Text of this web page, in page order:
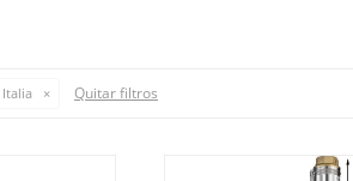
Italia Quitar filtros